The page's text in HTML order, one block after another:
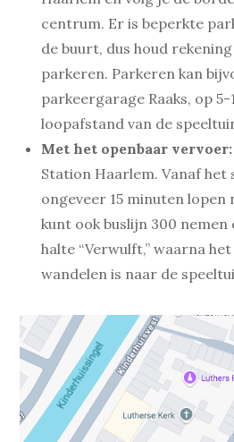
centrum. Er is beperkte
de buurt, dus houd
parkeren. Parkeren kan
parkeergarage Raaks, op
loopafstand van de
Met het openbaar vervoer:
Station Haarlem. Vanaf het
ongeveer 15 minuten lopen
kunt ook buslijn 300
halte “Verwulft,” waarna
wandelen is naar de